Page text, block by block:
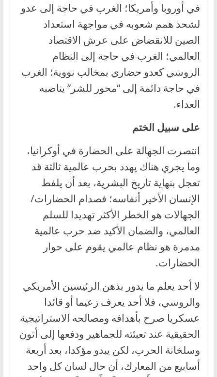
في أوروبا وأمريكا؛ الغرب في حاجة إلى عدو
لشحذ همم شعوبه في مواجهة استعداد
الصين للانقضاض على عرش الاقتصاد
العالمي؛ الغرب في حاجة إلى النظام
الروسي كعدو حضاري بمخالب نووية؛ الغرب
في حاجة دائمة إلى “محور للشر” يناصبه
العداء.
على سبيل الختم
انتصرت الجهالة على الحضارة في أوكرانيا،
وما يجري هناك يهدد بحرب عالمية ثالثة قد
تعجل بنهاية تاريخ البشرية، بعد أن يلفط
الإنسان الأخير أنفاسه؛ فصدام الحضارات/
الجهالات هو الخطر الأكثر تهديدا للسلم
العالمي، والضمان الأكيد ضد حرب عالمية
مدمرة هو نظام عالمي يقوم على حوار
الحضارات.
لا أحد يعلم ما يدور بذهن الرئيسين الأمريكي
والروسي، فلا أحد يعرف زعيما أو قائدا
عسكريا صرح بأهدافه ومصالحه الاستراتيجية
الحقيقية عند تعبئته للجماهير ودفعها إلى أتون
وسلخانة الحرب، لكن يبدو مؤكدا، بعد أربعة
أسابيع من المعارك، أن حال لسان كل واحد